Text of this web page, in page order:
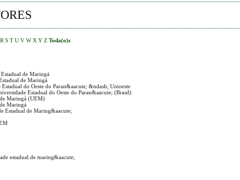
R S T U V W X Y Z Toda(o)s
Estadual de Maringá
de Maringá
Estadual do Oeste do Paran&aacute; &ndash; Unioeste
Estadual do Oeste do Paran&aacute; (Brasil)
de Maringá (UEM)
Maringá
Estadual de Maring&aacute;
estadual de maring&aacute;